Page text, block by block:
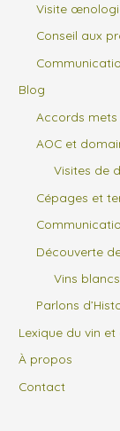
Visite
Conseil aux
Blog
Accords mets
AOC et
Visites de
Cépages et
Découverte
Vins
Parlons
Lexique du vin
À propos
Contact